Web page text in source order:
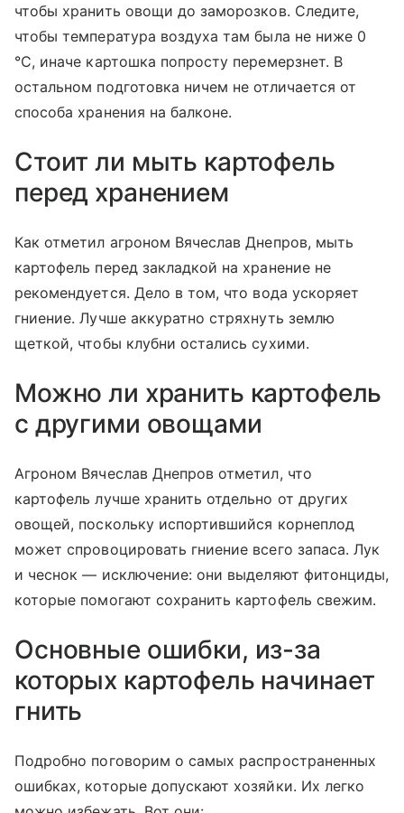
чтобы хранить овощи до заморозков. Следите,
чтобы температура воздуха там была не ниже 0
°C, иначе картошка попросту перемерзнет. В
остальном подготовка ничем не отличается от
способа хранения на балконе.
Стоит ли мыть картофель
перед хранением
Как отметил агроном Вячеслав Днепров, мыть
картофель перед закладкой на хранение не
рекомендуется. Дело в том, что вода ускоряет
гниение. Лучше аккуратно стряхнуть землю
щеткой, чтобы клубни остались сухими.
Можно ли хранить картофель
с другими овощами
Агроном Вячеслав Днепров отметил, что
картофель лучше хранить отдельно от других
овощей, поскольку испортившийся корнеплод
может спровоцировать гниение всего запаса. Лук
и чеснок — исключение: они выделяют фитонциды,
которые помогают сохранить картофель свежим.
Основные ошибки, из-за
которых картофель начинает
гнить
Подробно поговорим о самых распространенных
ошибках, которые допускают хозяйки. Их легко